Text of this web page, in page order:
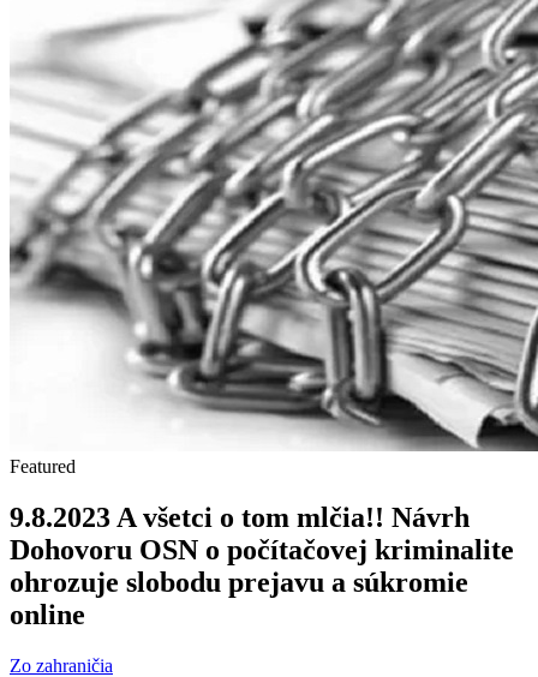
Featured
9.8.2023 A všetci o tom mlčia!! Návrh
Dohovoru OSN o počítačovej kriminalite
ohrozuje slobodu prejavu a súkromie
online
Zo zahraničia